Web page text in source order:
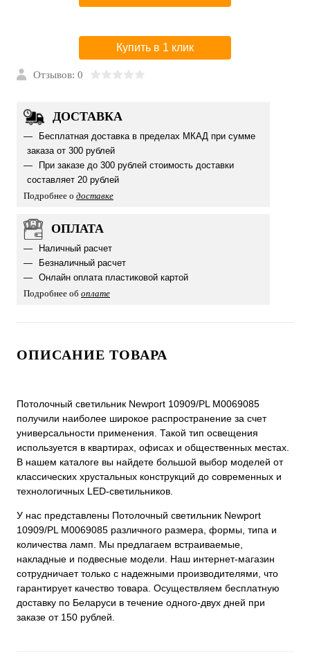
Купить в 1 клик
Отзывов: 0
ДОСТАВКА
Бесплатная доставка в пределах МКАД при сумме
заказа от 300 рублей
При заказе до 300 рублей стоимость доставки
составляет 20 рублей
Подробнее о доставке
ОПЛАТА
Наличный расчет
Безналичный расчет
Онлайн оплата пластиковой картой
Подробнее об оплате
ОПИСАНИЕ ТОВАРА
Потолочный светильник Newport 10909/PL М0069085
получили наиболее широкое распространение за счет
универсальности применения. Такой тип освещения
используется в квартирах, офисах и общественных местах.
В нашем каталоге вы найдете большой выбор моделей от
классических хрустальных конструкций до современных и
технологичных LED-светильников.
У нас представлены Потолочный светильник Newport
10909/PL М0069085 различного размера, формы, типа и
количества ламп. Мы предлагаем встраиваемые,
накладные и подвесные модели. Наш интернет-магазин
сотрудничает только с надежными производителями, что
гарантирует качество товара. Осуществляем бесплатную
доставку по Беларуси в течение одного-двух дней при
заказе от 150 рублей.